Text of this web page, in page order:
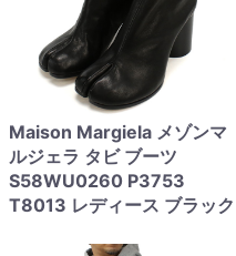
Maison Margiela メゾンマ
ルジェラ タビ ブーツ
S58WU0260 P3753
T8013 レディース ブラック